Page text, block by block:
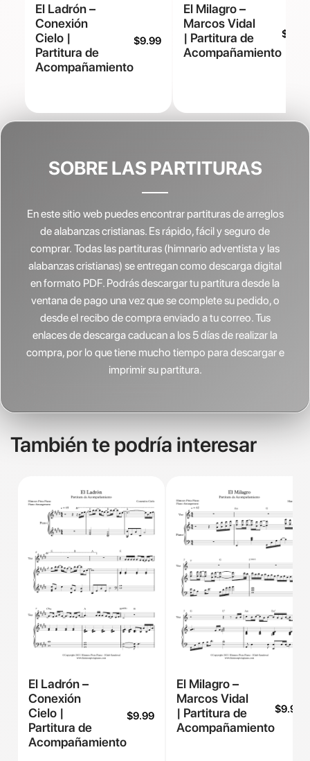
El Ladrón –
Conexión
Cielo |
Partitura de
Acompañamiento
$9.99
El Milagro –
Marcos Vidal
| Partitura de
Acompañamiento
$
SOBRE LAS PARTITURAS
En este sitio web puedes encontrar partituras de arreglos
de alabanzas cristianas. Es rápido, fácil y seguro de
comprar. Todas las partituras (himnario adventista y las
alabanzas cristianas) se entregan como descarga digital
en formato PDF. Podrás descargar tu partitura desde la
ventana de pago una vez que se complete su pedido, o
desde el recibo de compra enviado a tu correo. Tus
enlaces de descarga caducan a los 5 días de realizar la
compra, por lo que tiene mucho tiempo para descargar e
imprimir su partitura.
También te podría interesar
El Ladrón –
Conexión
Cielo |
Partitura de
Acompañamiento
$9.99
El Milagro –
Marcos Vidal
| Partitura de
Acompañamiento
$9.99